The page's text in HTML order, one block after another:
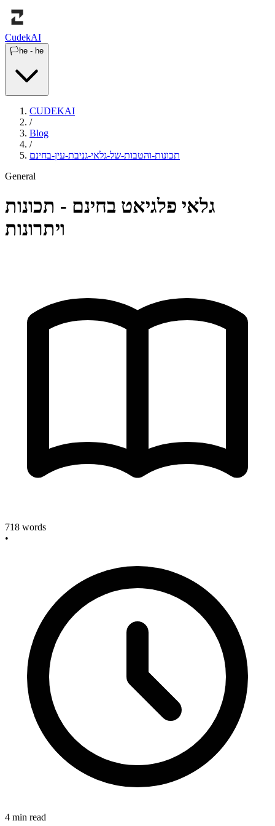
CudekAI
🏳️ he - he
CUDEKAI
/
Blog
/
תכונות-והטבות-של-גלאי-גניבת-עין-בחינם
General
גלאי פלגיאט בחינם - תכונות
ויתרונות
718 words
•
4 min read